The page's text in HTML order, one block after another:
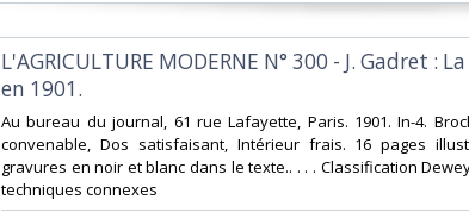
‎L'AGRICULTURE MODERNE N° 300 - J. Gadret :
en 1901. ‎
‎Au bureau du journal, 61 rue Lafayette, Paris. 1901. In-4.
convenable, Dos satisfaisant, Intérieur frais. 16 pages
gravures en noir et blanc dans le texte.. . . . Classification
techniques connexes‎